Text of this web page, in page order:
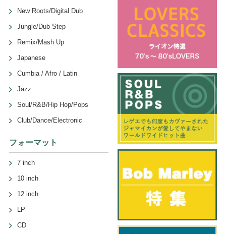
New Roots/Digital Dub
Jungle/Dub Step
Remix/Mash Up
Japanese
Cumbia / Afro / Latin
Jazz
Soul/R&B/Hip Hop/Pops
Club/Dance/Electronic
フォーマット
7 inch
10 inch
12 inch
LP
CD